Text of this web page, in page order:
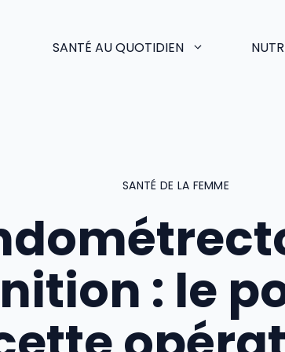
SANTÉ AU QUOTIDIEN
SANTÉ DE LA FEMME
: le